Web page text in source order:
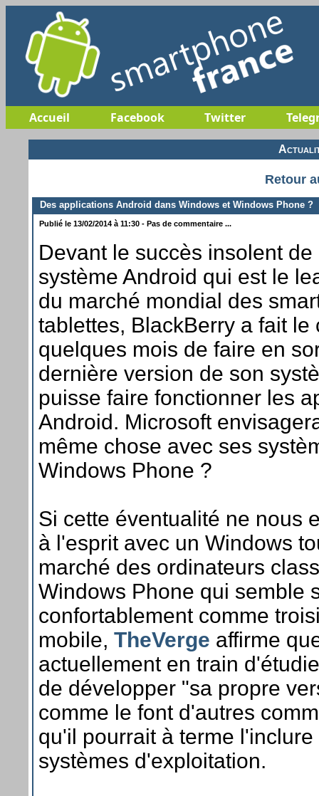
Accueil Facebook Twitter
Retour
Des applications Android dans Windows et Windows Phone ?
Publié le 13/02/2014 à 11:30 - Pas de commentaire ...
Devant le succès insolent
système Android qui est le
du marché mondial des
tablettes, BlackBerry a fait le
quelques mois de faire en
dernière version de son
puisse faire fonctionner les
Android. Microsoft
même chose avec ses
Windows Phone ?
Si cette éventualité ne nous
à l'esprit avec un Windows
marché des ordinateurs
Windows Phone qui semble
confortablement comme
mobile, TheVerge affirme
actuellement en train
de développer "sa propre
comme le font d'autres
qu'il pourrait à terme
systèmes d'exploitation.